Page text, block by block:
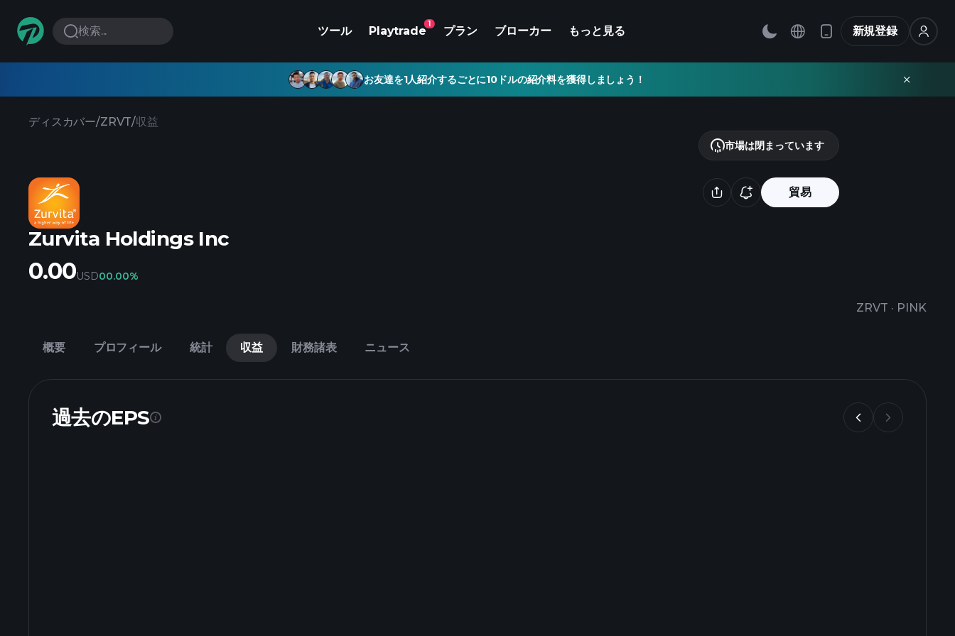
検索... ツール Playtrade
1
プラン ブローカー もっと見る 新規登録
お友達を1人紹介するごとに10ドルの紹介料を獲得しましょう！
ディスカバー/ZRVT/収益
貿易
Zurvita Holdings Inc
ZRVT · PINK
市場は閉まっています
0.00USD00.00%
概要 プロフィール 統計 収益 財務諸表 ニュース
過去のEPS